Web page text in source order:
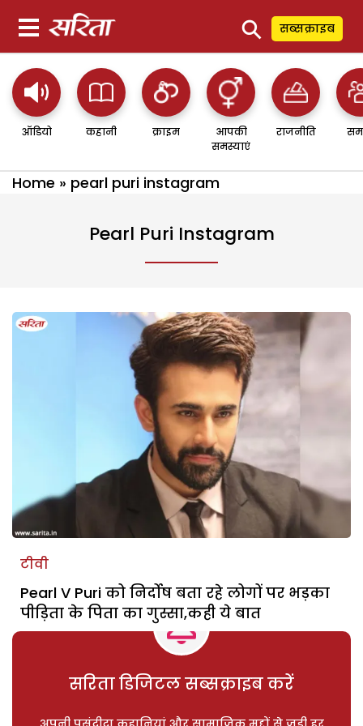
⚲ सब्सक्राइब
ऑडियो कहानी क्राइम
आपकी
समस्याएं
राजनीति
Home » pearl puri instagram
Pearl Puri Instagram
टीवी
Pearl V Puri को निर्दोष बता रहे लोगों पर भड़का
पीड़िता के पिता का गुस्सा,कही ये बात
सरिता डिजिटल सब्सक्राइब करें